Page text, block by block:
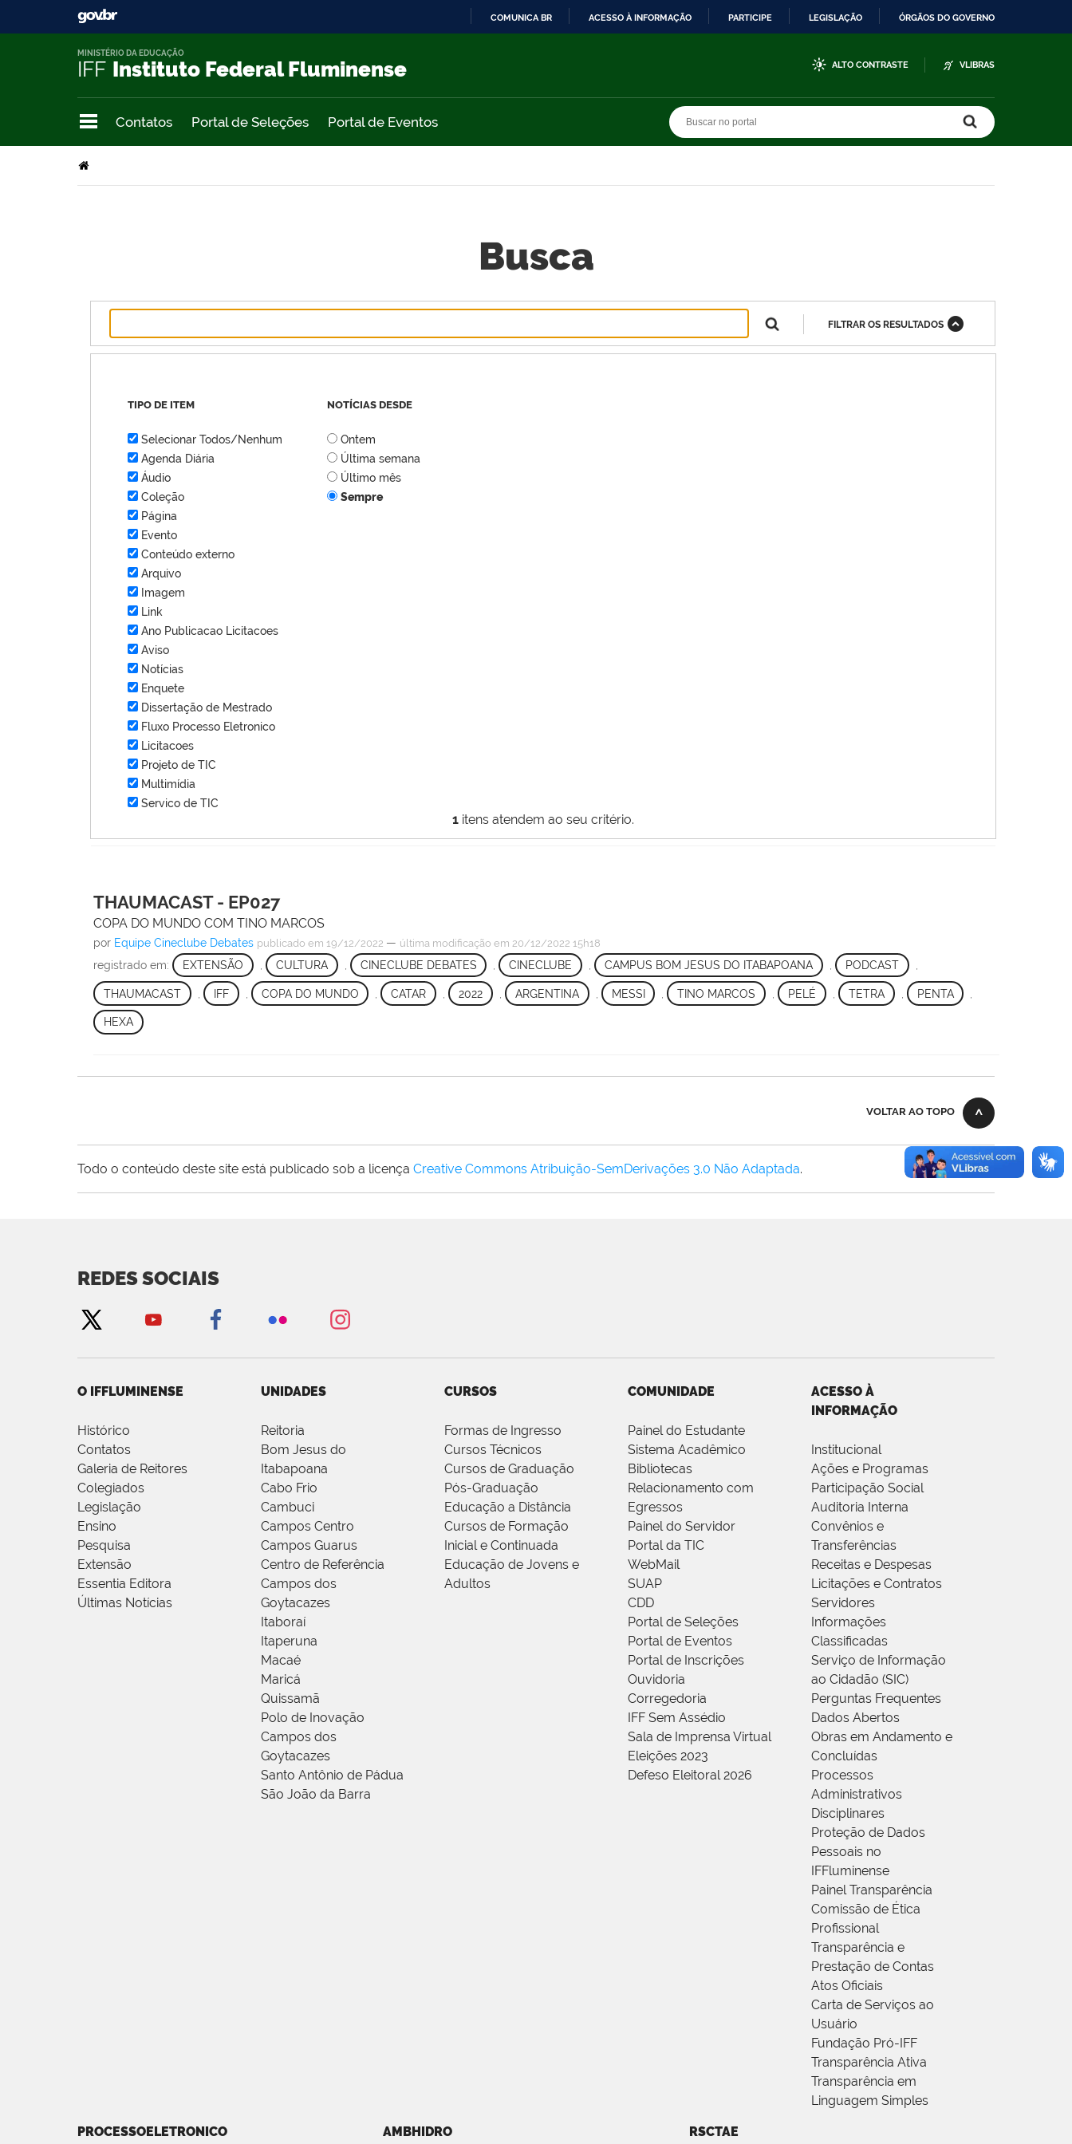
COMUNICA BR ACESSO À INFORMAÇÃO PARTICIPE LEGISLAÇÃO ÓRGÃOS DO GOVERNO
IFF Instituto Federal Fluminense
MINISTÉRIO DA EDUCAÇÃO
ALTO CONTRASTE VLIBRAS
Contatos Portal de Seleções Portal de Eventos
Busca
1 itens atendem ao seu critério.
FILTRAR OS RESULTADOS
TIPO DE ITEM
Selecionar Todos/Nenhum
Agenda Diária
Áudio
Coleção
Página
Evento
Conteúdo externo
Arquivo
Imagem
Link
Ano Publicacao Licitacoes
Aviso
Notícias
Enquete
Dissertação de Mestrado
Fluxo Processo Eletronico
Licitacoes
Projeto de TIC
Multimídia
Servico de TIC
NOTÍCIAS DESDE
Ontem
Última semana
Último mês
Sempre
THAUMACAST - EP027
COPA DO MUNDO COM TINO MARCOS
por Equipe Cineclube Debates publicado em 19/12/2022 — última modificação em 20/12/2022 15h18
registrado em: EXTENSÃO CULTURA CINECLUBE DEBATES , CINECLUBE , CAMPUS BOM JESUS DO ITABAPOANA PODCAST
THAUMACAST IFF COPA DO MUNDO , CATAR , 2022 ARGENTINA MESSI , TINO MARCOS , PELÉ TETRA PENTA
HEXA
VOLTAR AO TOPO
Todo o conteúdo deste site está publicado sob a licença Creative Commons Atribuição-SemDerivações 3.0 Não Adaptada.
REDES SOCIAIS
O IFFLUMINENSE
Histórico
Contatos
Galeria de Reitores
Colegiados
Legislação
Ensino
Pesquisa
Extensão
Essentia Editora
Últimas Notícias
UNIDADES
Reitoria
Bom Jesus do
Itabapoana
Cabo Frio
Cambuci
Campos Centro
Campos Guarus
Centro de Referência
Campos dos
Goytacazes
Itaboraí
Itaperuna
Macaé
Maricá
Quissamã
Polo de Inovação
Campos dos
Goytacazes
Santo Antônio de Pádua
São João da Barra
CURSOS
Formas de Ingresso
Cursos Técnicos
Cursos de Graduação
Pós-Graduação
Educação a Distância
Cursos de Formação
Inicial e Continuada
Educação de Jovens e
Adultos
COMUNIDADE
Painel do Estudante
Sistema Acadêmico
Bibliotecas
Relacionamento com
Egressos
Painel do Servidor
Portal da TIC
WebMail
SUAP
CDD
Portal de Seleções
Portal de Eventos
Portal de Inscrições
Ouvidoria
Corregedoria
IFF Sem Assédio
Sala de Imprensa Virtual
Eleições 2023
Defeso Eleitoral 2026
ACESSO À
INFORMAÇÃO
Institucional
Ações e Programas
Participação Social
Auditoria Interna
Convênios e
Transferências
Receitas e Despesas
Licitações e Contratos
Servidores
Informações
Classificadas
Serviço de Informação
ao Cidadão (SIC)
Perguntas Frequentes
Dados Abertos
Obras em Andamento e
Concluídas
Processos
Administrativos
Disciplinares
Proteção de Dados
Pessoais no
IFFluminense
Painel Transparência
Comissão de Ética
Profissional
Transparência e
Prestação de Contas
Atos Oficiais
Carta de Serviços ao
Usuário
Fundação Pró-IFF
Transparência Ativa
Transparência em
Linguagem Simples
PROCESSOELETRONICO AMBHIDRO RSCTAE